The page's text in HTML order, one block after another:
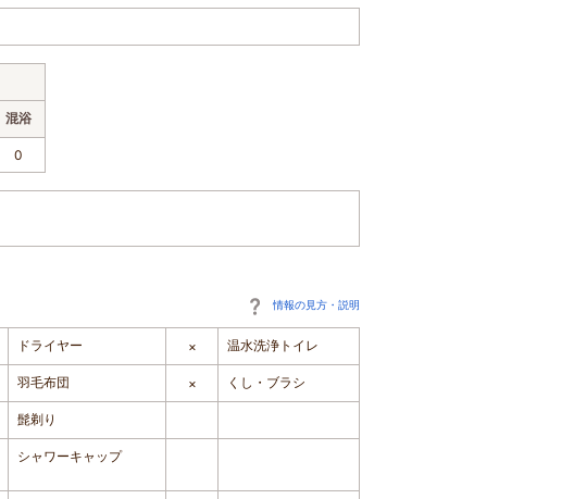
混浴
0
情報の見方・説明
ドライヤー × 温水洗浄トイレ
羽毛布団 × くし・ブラシ
髭剃り
シャワーキャップ